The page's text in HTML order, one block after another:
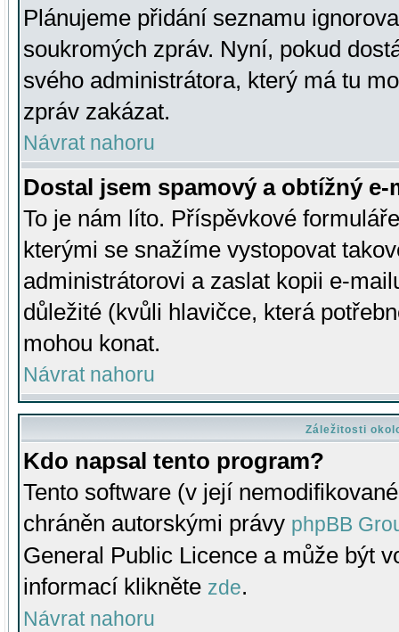
Plánujeme přidání seznamu
soukromých zpráv. Nyní, pokud
svého administrátora, který má tu
zpráv zakázat.
Návrat nahoru
Dostal jsem spamový a obtížný
To je nám líto. Příspěvkové
kterými se snažíme vystopovat
administrátorovi a zaslat kopii e-
důležité (kvůli hlavičce, která
mohou konat.
Návrat nahoru
Záležitosti
Kdo napsal tento program?
Tento software (v její
chráněn autorskými právy phpBB
General Public Licence a může být
informací klikněte zde.
Návrat nahoru